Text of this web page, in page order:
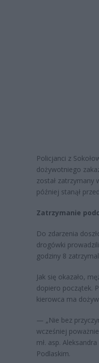
Policjanci z
dożywotniego
został zatrzymany
później stanął
Zatrzymanie
Do zdarzenia
drogówki
godziny 8
Jak się okazało,
dopiero początek.
kierowca ma
— „Nie bez
wcześniej
mł. asp.
Podlaskim.